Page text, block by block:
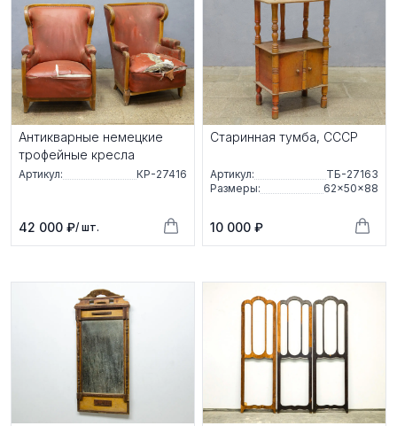
Антикварные немецкие
трофейные кресла
Артикул: КР-27416
42 000 ₽/ шт.
Старинная тумба, СССР
Артикул:
ТБ-27163
Размеры:
62×50×88
10 000 ₽